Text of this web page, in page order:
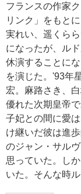
フランスの作家
リンク」をもと
実れい、遥くら
になったが、ル
休演することに
を演じた。'93年
宏。麻路さき、
優れた次期皇帝
子妃との間に愛
け継いだ彼は進
のジャン・サル
思っていた。し
いた。そんな時